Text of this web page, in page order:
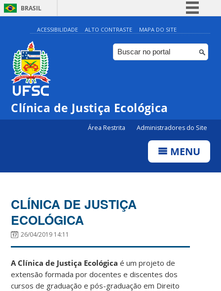
BRASIL
Simplifique!
Comunica BR
Participe
Canais
ACESSIBILIDADE ALTO CONTRASTE MAPA DO SITE
Clínica de Justiça Ecológica
Área Restrita Administradores do Site
MENU
CLÍNICA DE JUSTIÇA
ECOLÓGICA
26/04/2019 14:11
A Clínica de Justiça Ecológica é um projeto de
extensão formada por docentes e discentes dos
cursos de graduação e pós-graduação em Direito